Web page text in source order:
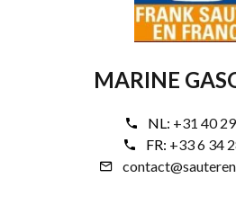
MARINE
NL: +31 40
FR: +33 6 34